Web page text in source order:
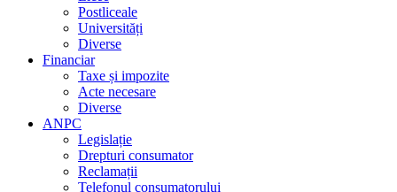
Postliceale
Universități
Diverse
Financiar
Taxe și impozite
Acte necesare
Diverse
ANPC
Legislație
Drepturi consumator
Reclamații
Telefonul consumatorului